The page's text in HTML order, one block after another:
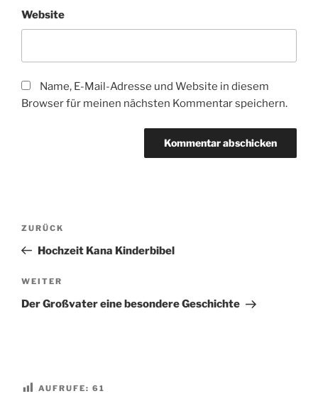
Website
Name, E-Mail-Adresse und Website in diesem
Browser für meinen nächsten Kommentar speichern.
Beitragsnavigation
Vorheriger
Beitrag
ZURÜCK
Hochzeit Kana Kinderbibel
Nächster
Beitrag
WEITER
Der Großvater eine besondere Geschichte
AUFRUFE: 61